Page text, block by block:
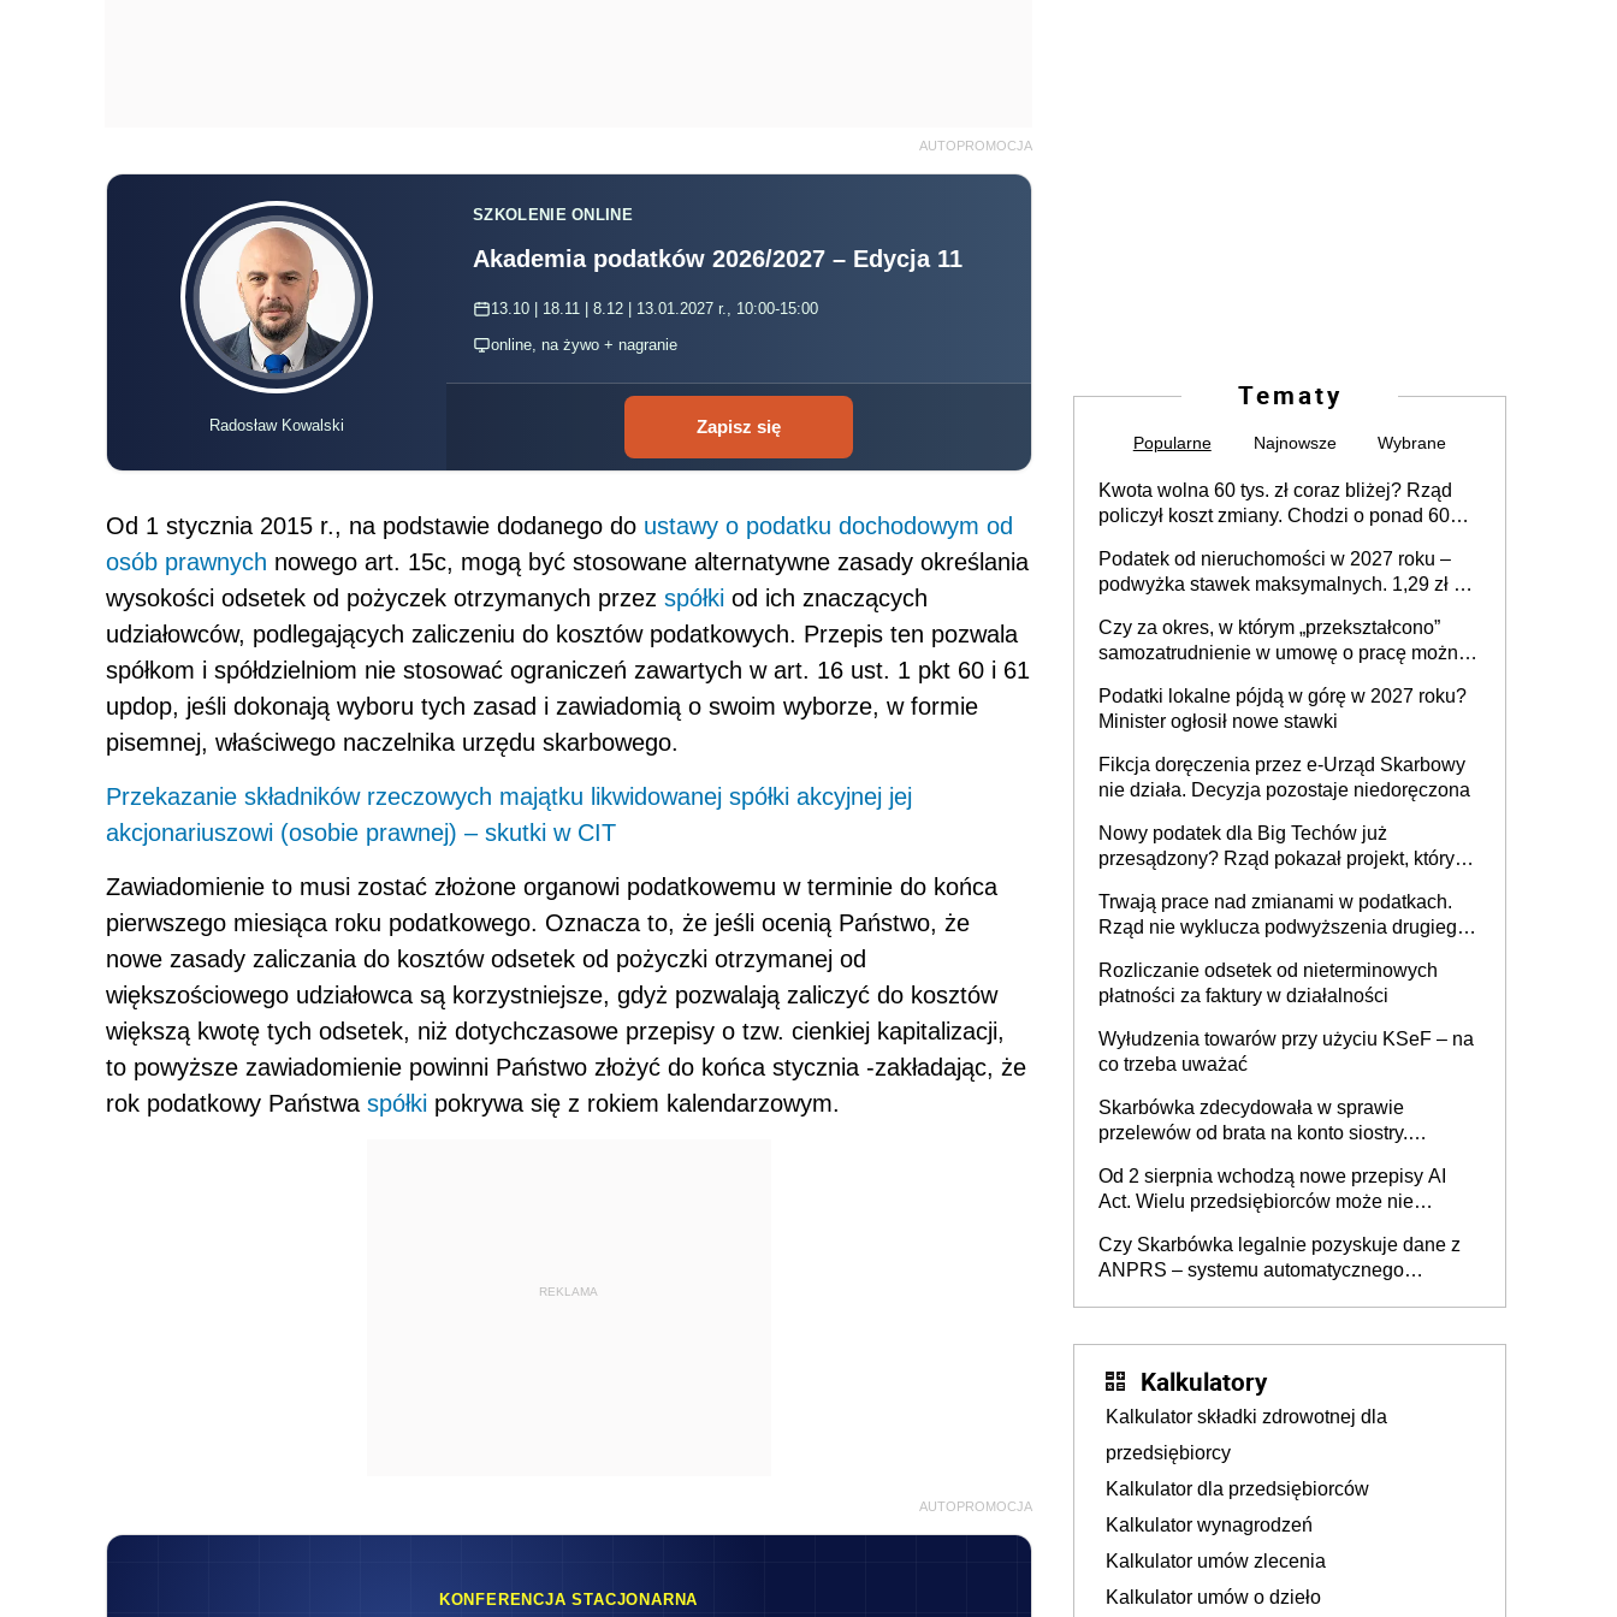
AUTOPROMOCJA
Radosław Kowalski
SZKOLENIE ONLINE
Akademia podatków 2026/2027 – Edycja 11
13.10 | 18.11 | 8.12 | 13.01.2027 r., 10:00-15:00
online, na żywo + nagranie
Zapisz się
Od 1 stycznia 2015 r., na podstawie dodanego do ustawy o podatku dochodowym od
osób prawnych no­wego art. 15c, mogą być stosowane alternatywne zasady określania
wysokości odsetek od pożyczek otrzyma­nych przezspółki od ich znaczących
udziałowców, podlegających zaliczeniu do kosztów podatkowych. Prze­pis ten pozwala
spółkom i spółdzielniom nie stosować ograniczeń zawartych w art. 16 ust. 1 pkt 60 i 61
updop, jeśli dokonają wyboru tych zasad i zawiadomią o swoim wyborze, w formie
pisemnej, właściwego naczelnika urzędu skarbowego.
Przekazanie składników rzeczowych majątku likwidowanej spółki akcyjnej jej
akcjonariuszowi (osobie prawnej) – skutki w CIT
Zawiadomienie to musi zostać złożone organowi podatkowemu w terminie do końca
pierwszego miesiąca roku podatkowego. Oznacza to, że jeśli ocenią Państwo, że
nowe zasady zaliczania do kosztów odsetek od pożyczki otrzymanej od
większościowego udziałowca są korzystniejsze, gdyż pozwalają zaliczyć do kosztów
większą kwotę tych odsetek, niż dotychczasowe przepisy o tzw. cienkiej kapitalizacji,
to powyższe zawiado­mienie powinni Państwo złożyć do końca stycznia -zakładając, że
rok podatkowy Państwaspółki pokrywa się z rokiem kalendarzowym.
REKLAMA
AUTOPROMOCJA
KONFERENCJA STACJONARNA
Tematy
Popularne Najnowsze Wybrane
Kwota wolna 60 tys. zł coraz bliżej? Rząd
policzył koszt zmiany. Chodzi o ponad 60
Podatek od nieruchomości w 2027 roku –
podwyżka stawek maksymalnych. 1,29 zł za
budynków i lokali związanych z
prowadzeniem działalności gospodarczej
Czy za okres, w którym „przekształcono”
samozatrudnienie w umowę o pracę można
umowy cywilnoprawnej jedynym
racjonalnym wyjściem
Podatki lokalne pójdą w górę w 2027 roku?
Minister ogłosił nowe stawki
Fikcja doręczenia przez e-Urząd Skarbowy
nie działa. Decyzja pozostaje niedoręczona
Nowy podatek dla Big Techów już
przesądzony? Rząd pokazał projekt, który
Trwają prace nad zmianami w podatkach.
Rząd nie wyklucza podwyższenia drugiego
Rozliczanie odsetek od nieterminowych
płatności za faktury w działalności
Wyłudzenia towarów przy użyciu KSeF – na
co trzeba uważać
Skarbówka zdecydowała w sprawie
przelewów od brata na konto siostry.
darowizna, ale podatku jednak nie będzie
Od 2 sierpnia wchodzą nowe przepisy AI
Act. Wielu przedsiębiorców może nie
Czy Skarbówka legalnie pozyskuje dane z
ANPRS – systemu automatycznego
Kalkulatory
Kalkulator składki zdrowotnej dla
przedsiębiorcy
Kalkulator dla przedsiębiorców
Kalkulator wynagrodzeń
Kalkulator umów zlecenia
Kalkulator umów o dzieło